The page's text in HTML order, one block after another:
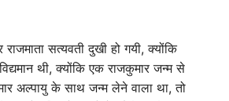
सत्यवती दुखी हो गयी, क्योंकि
थी, क्योंकि एक राजकुमार जन्म से
अल्पायु के साथ जन्म लेने वाला था, तो